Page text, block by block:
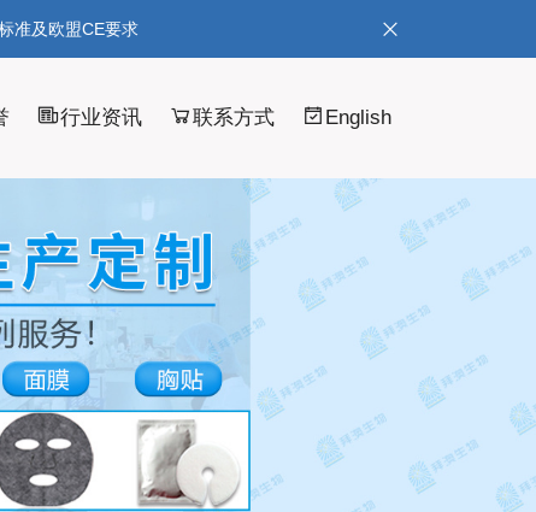
准及欧盟CE要求
行业资讯 联系方式 English